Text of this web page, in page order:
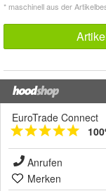
* maschinell aus der
EuroTrade Connect
Anrufen
Merken